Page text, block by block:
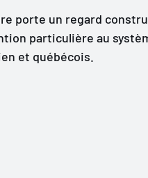
porte un regard
particulière au
et québécois.